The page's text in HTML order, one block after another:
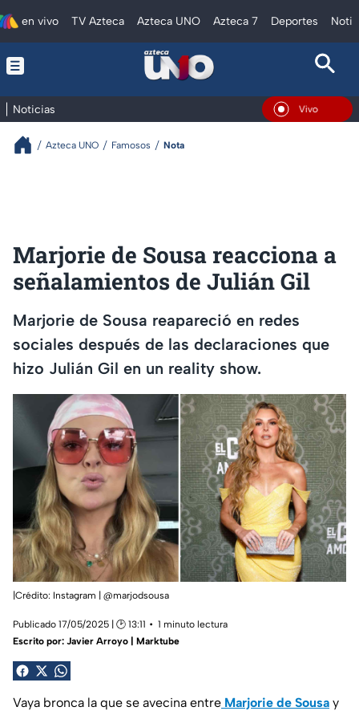
en vivo TV Azteca Azteca UNO Azteca 7 Deportes
Noticias En Vivo
Azteca UNO Famosos Nota
Marjorie de Sousa reacciona a
señalamientos de Julián Gil
Marjorie de Sousa reapareció en redes
sociales después de las declaraciones que
hizo Julián Gil en un reality show.
|Crédito: Instagram | @marjodsousa
Publicado 17/05/2025 | 🕑 13:11
1 minuto lectura
Escrito por: Javier Arroyo | Marktube
Vaya bronca la que se avecina entre Marjorie de Sousa y